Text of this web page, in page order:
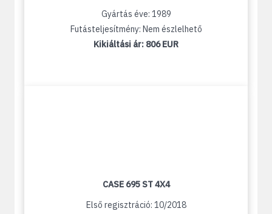
Gyártás éve: 1989
Futásteljesítmény: Nem észlelhető
Kikiáltási ár: 806 EUR
CASE 695 ST 4X4
Első regisztráció: 10/2018